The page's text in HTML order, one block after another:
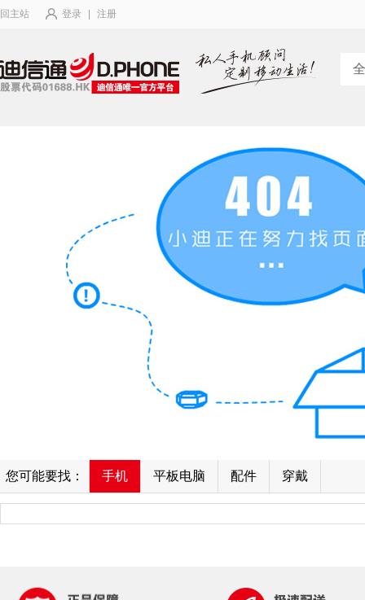
回主站 登录 注册
您可能要找： 手机 平板电脑 配件 穿戴